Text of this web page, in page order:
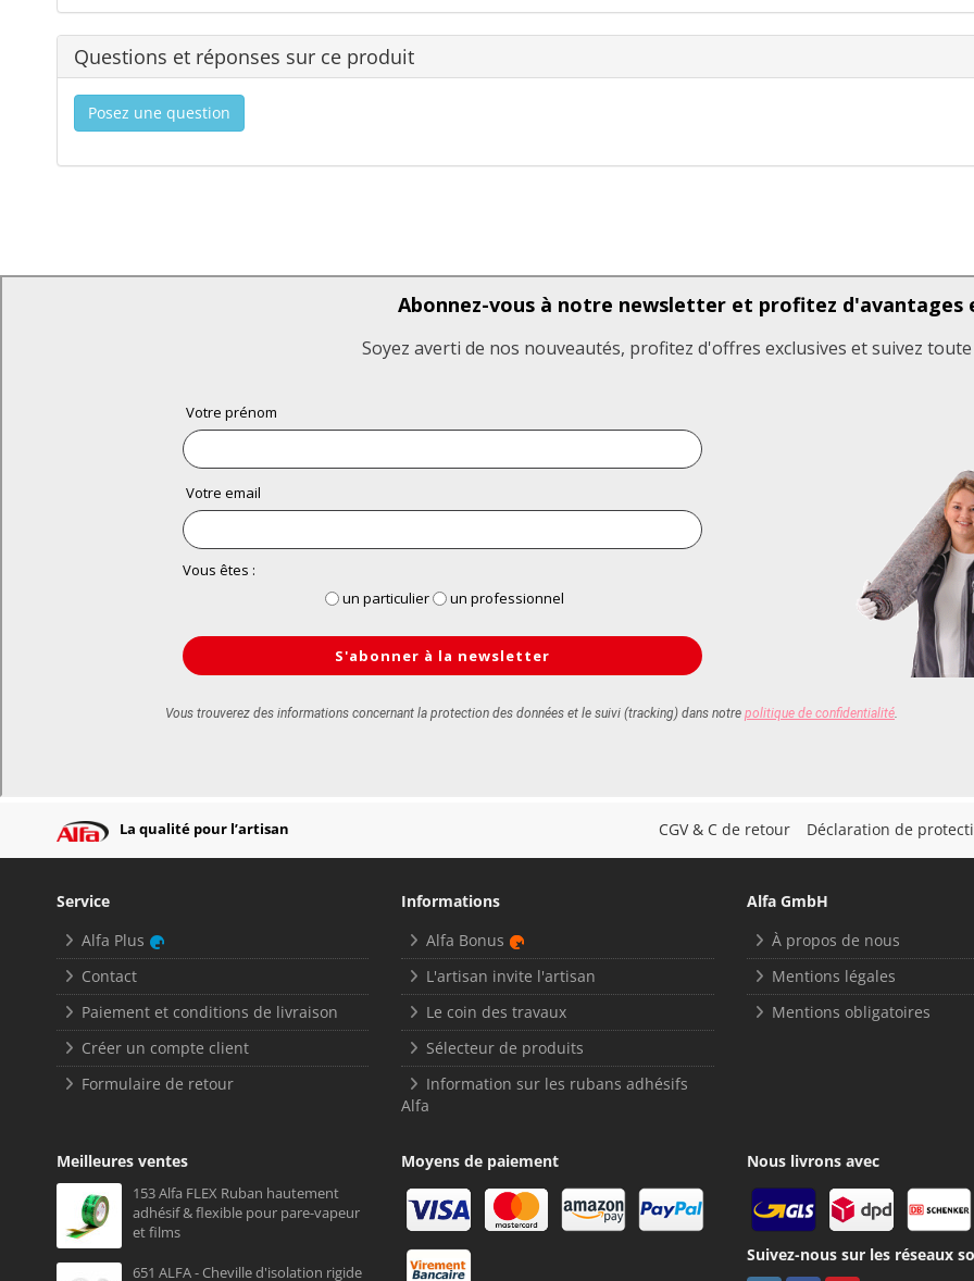
Questions et réponses sur ce produit
Posez une question
La qualité pour l’artisan CGV & C de retour Déclaration de
Service
Alfa Plus
Contact
Paiement et conditions de livraison
Créer un compte client
Formulaire de retour
Informations
Alfa Bonus
L'artisan invite l'artisan
Le coin des travaux
Sélecteur de produits
Information sur les rubans adhésifs
Alfa
Alfa GmbH
À propos de nous
Mentions légales
Mentions obligatoires
Meilleures ventes
153 Alfa FLEX Ruban hautement
adhésif & flexible pour pare-vapeur
et films
651 ALFA - Cheville d'isolation rigide
Moyens de paiement Nous livrons avec
Suivez-nous sur les réseaux